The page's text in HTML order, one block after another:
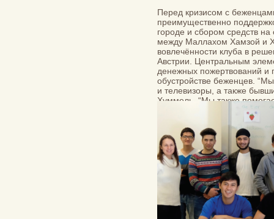
Перед кризисом с
преимущественно
городе и сбором средств
между Маллахом Хамзой и
вовлечённости клуба в
Австрии. Центральным
денежных пожертвований
обустройстве беженцев.
и телевизоры, а также
Хуммель. “Мы также